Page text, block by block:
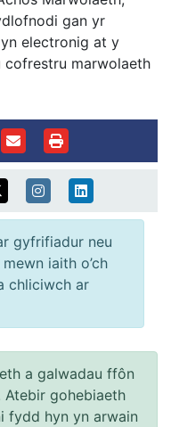
gan yr
electronig at y
marwolaeth
gyfrifiadur neu
iaith o’ch
chliciwch ar
a galwadau ffôn
Atebir gohebiaeth
fydd hyn yn arwain